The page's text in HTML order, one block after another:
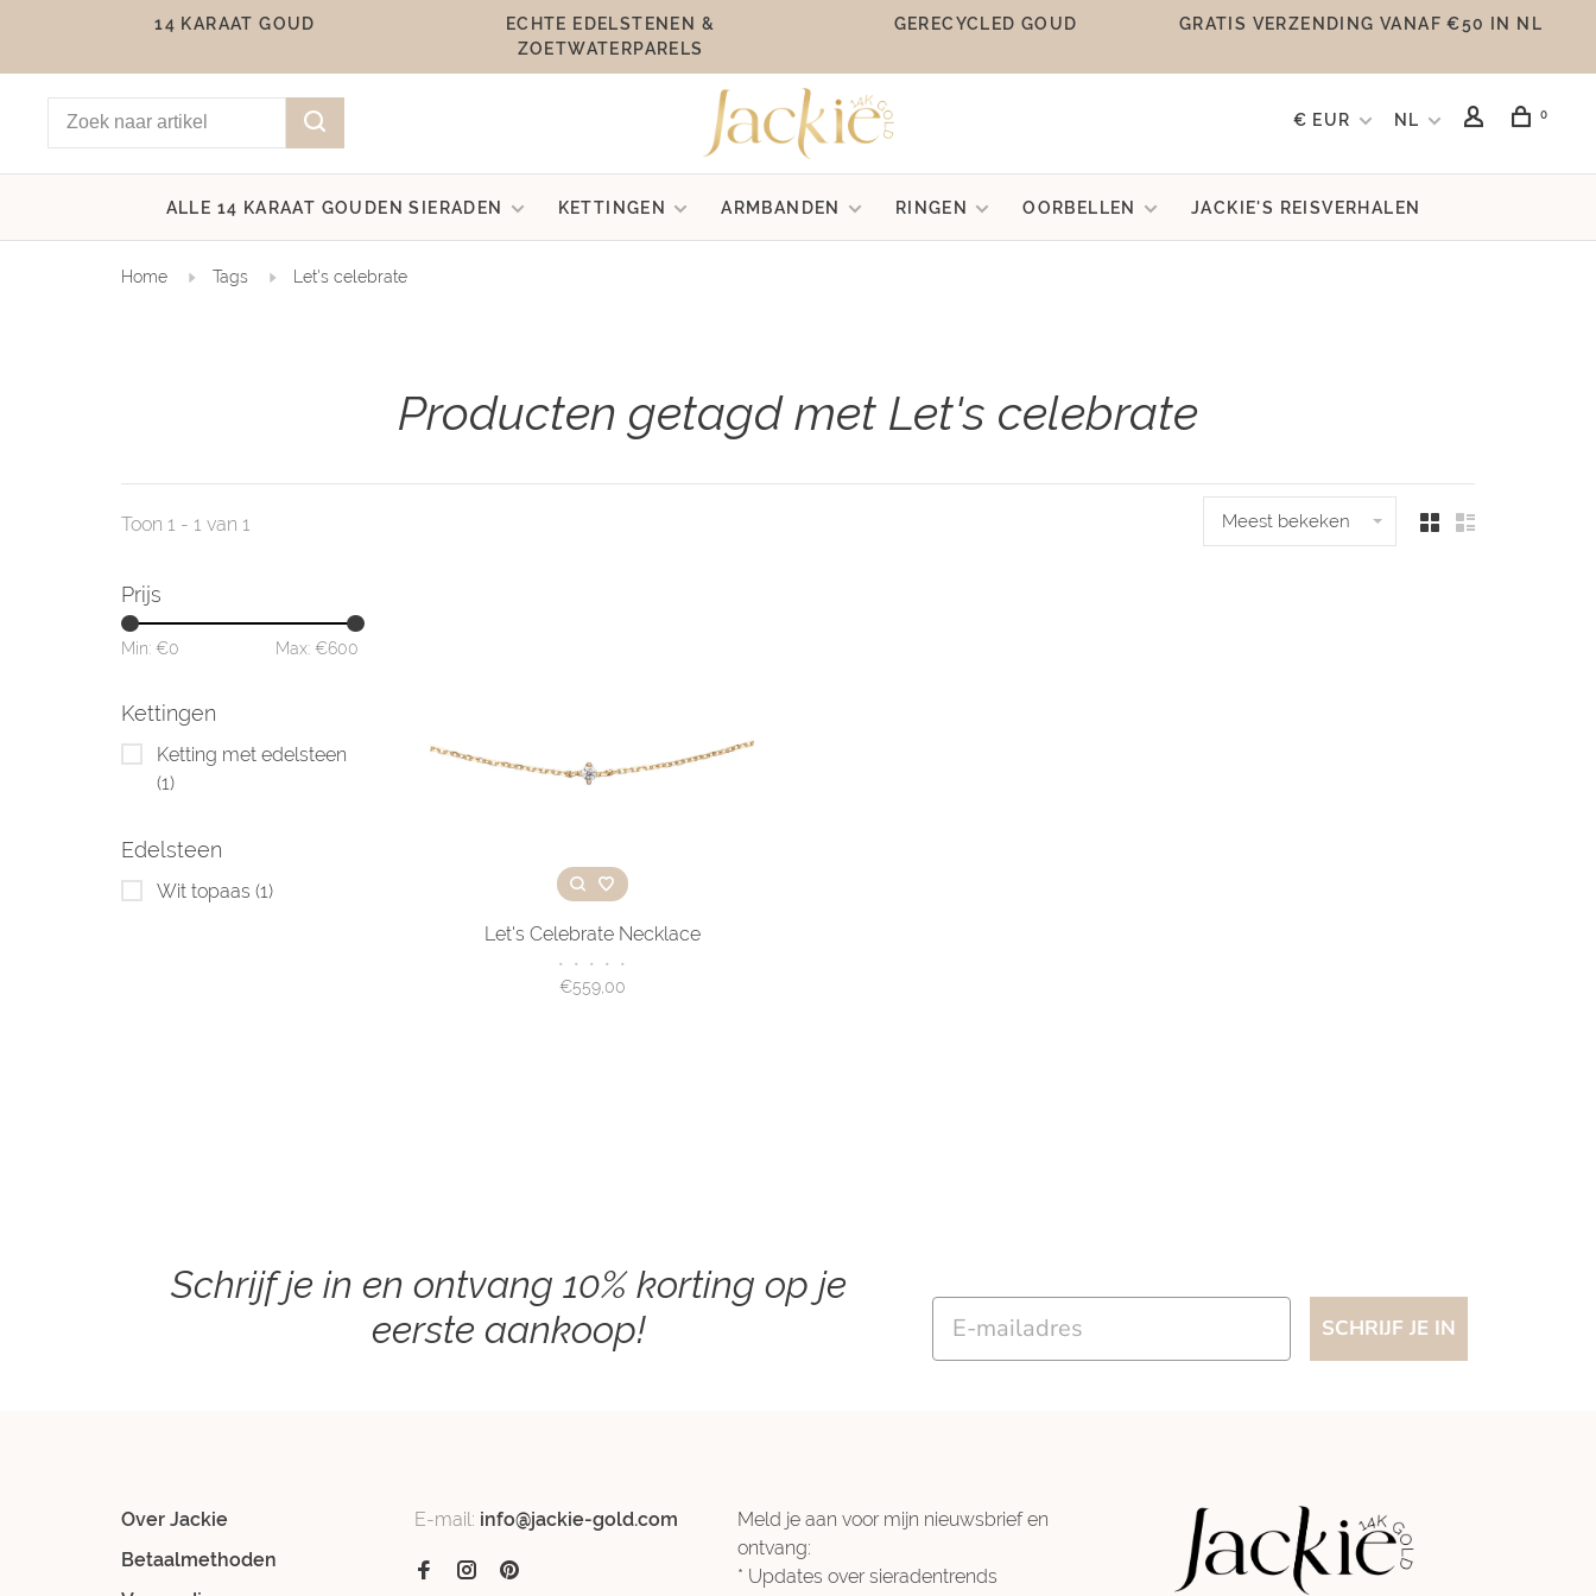
14 KARAAT GOUD
ECHTE EDELSTENEN &
ZOETWATERPARELS
GERECYCLED GOUD GRATIS VERZENDING VANAF €50 IN NL
€ EUR NL 0
ALLE 14 KARAAT GOUDEN SIERADEN KETTINGEN ARMBANDEN RINGEN OORBELLEN JACKIE'S REISVERHALEN
Home Tags Let's celebrate
Producten getagd met Let's celebrate
Toon 1 - 1 van 1 Meest bekeken
Prijs
Min: €0 Max: €600
Kettingen
Ketting met edelsteen
(1)
Edelsteen
Wit topaas (1)
Let's Celebrate Necklace
• • • • •
€559,00
Schrijf je in en ontvang 10% korting op je
eerste aankoop!
Email
SCHRIJF JE IN
Over Jackie
Betaalmethoden
E-mail: info@jackie-gold.com
Meld je aan voor mijn nieuwsbrief en
ontvang:
* Updates over sieradentrends